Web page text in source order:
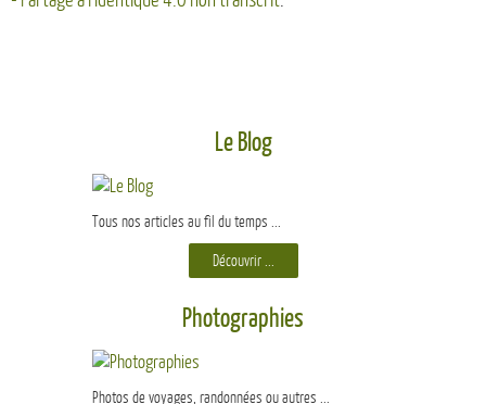
Le Blog
Tous nos articles au fil du temps ...
Découvrir ...
Photographies
Photos de voyages, randonnées ou autres ...